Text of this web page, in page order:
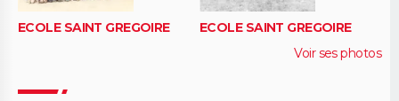
ECOLE SAINT GREGOIRE
ECOLE SAINT GREGOIRE
Voir ses photos